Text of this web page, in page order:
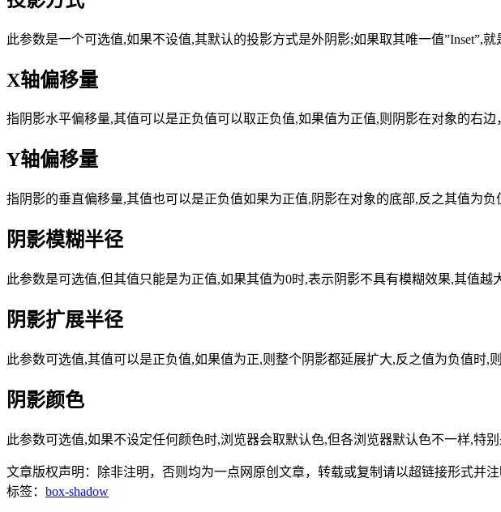
此参数是一个可选值,如果不设值,其默认的投影方式是外阴影;如果取其唯一值”Inset”,
X轴偏移量
指阴影水平偏移量,其值可以是正负值可以取正负值,如果值为正值,则阴影在对象的右边
Y轴偏移量
指阴影的垂直偏移量,其值也可以是正负值如果为正值,阴影在对象的底部,反之其值为负
阴影模糊半径
此参数是可选值,但其值只能是为正值,如果其值为0时,表示阴影不具有模糊效果,其值越
阴影扩展半径
此参数可选值,其值可以是正负值,如果值为正,则整个阴影都延展扩大,反之值为负值时,则
阴影颜色
此参数可选值,如果不设定任何颜色时,浏览器会取默认色,但各浏览器默认色不一样,特
文章版权声明：除非注明，否则均为一点网 原创文章，转载或复制请以超链接形式并注
标签： box-shadow